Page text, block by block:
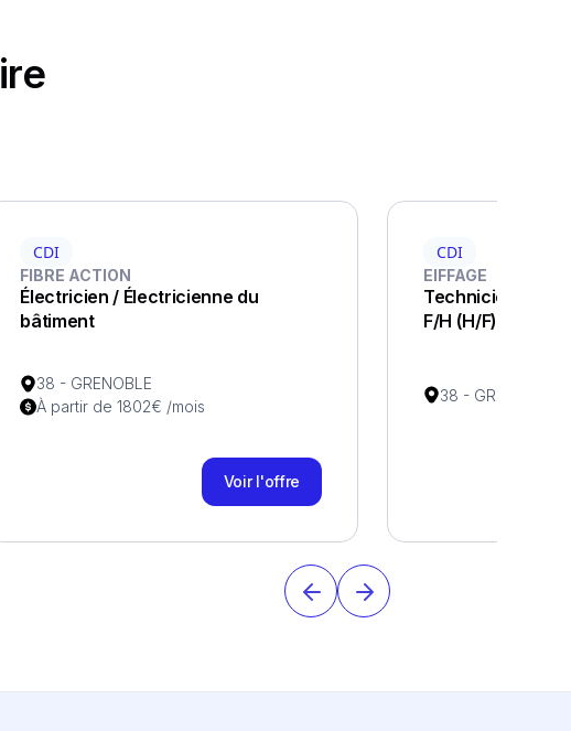
CDI
FIBRE ACTION
Électricien / Électricienne du
bâtiment
38 - GRENOBLE
À partir de 1802€ /mois
Voir l'offre
CDI
EIFFAGE
Technicien de
F/H (H/F)
38 - GRENOBLE